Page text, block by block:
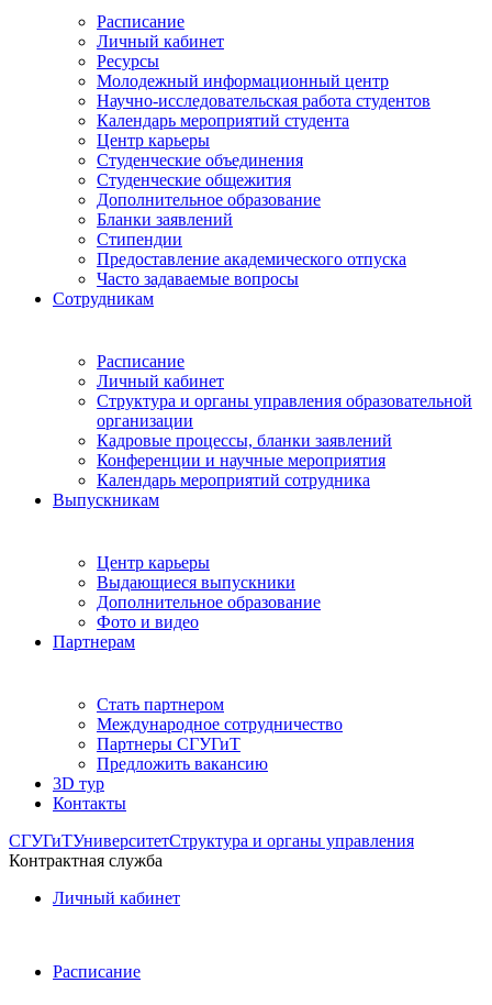
Расписание
Личный кабинет
Ресурсы
Молодежный информационный центр
Научно-исследовательская работа студентов
Календарь мероприятий студента
Центр карьеры
Студенческие объединения
Студенческие общежития
Дополнительное образование
Бланки заявлений
Стипендии
Предоставление академического отпуска
Часто задаваемые вопросы
Сотрудникам
Расписание
Личный кабинет
Структура и органы управления образовательной
организации
Кадровые процессы, бланки заявлений
Конференции и научные мероприятия
Календарь мероприятий сотрудника
Выпускникам
Центр карьеры
Выдающиеся выпускники
Дополнительное образование
Фото и видео
Партнерам
Стать партнером
Международное сотрудничество
Партнеры СГУГиТ
Предложить вакансию
3D тур
Контакты
СГУГиТУниверситетСтруктура и органы управления
Контрактная служба
Личный кабинет
Расписание